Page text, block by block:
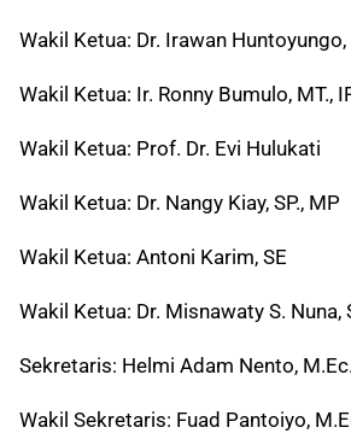
Wakil Ketua: Dr. Irawan Huntoyungo,
Wakil Ketua: Ir. Ronny Bumulo, MT.,
Wakil Ketua: Prof. Dr. Evi Hulukati
Wakil Ketua: Dr. Nangy Kiay, SP., MP
Wakil Ketua: Antoni Karim, SE
Wakil Ketua: Dr. Misnawaty S. Nuna,
Sekretaris: Helmi Adam Nento,
Wakil Sekretaris: Fuad Pantoiyo,